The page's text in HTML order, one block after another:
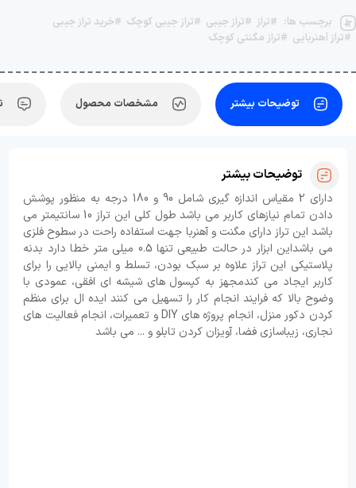
برچسب ها: #تراز #تراز جیبی #تراز جیبی کوچک #خرید تراز جیبی
#تراز آهنربایی #تراز مگنتی کوچک
توضیحات بیشتر مشخصات محصول
توضیحات بیشتر
دارای 2 مقیاس اندازه ‌گیری شامل 90 و 180 درجه به منظور پوشش
دادن تمام نیازهای کاربر می باشد طول کلی این تراز 10 سانتیمتر می
باشد این تراز دارای مگنت و آهنربا جهت استفاده راحت در سطوح فلزی
می باشداین ابزار در حالت طبیعی تنها 0.5 میلی متر خطا دارد بدنه
پلاستیکی این تراز علاوه بر سبک بودن، تسلط و ایمنی بالایی را برای
کاربر ایجاد می ‌کندمجهز به کپسول‌ های شیشه ‌ای افقی، عمودی با
وضوح بالا که فرایند انجام کار را تسهیل می‌ کنند ایده ‌ال برای منظم
کردن دکور منزل، انجام پروژه‌ های DIY و تعمیرات، انجام فعالیت‌ های
نجاری، زیباسازی فضا، آویزان کردن تابلو و ... می باشد